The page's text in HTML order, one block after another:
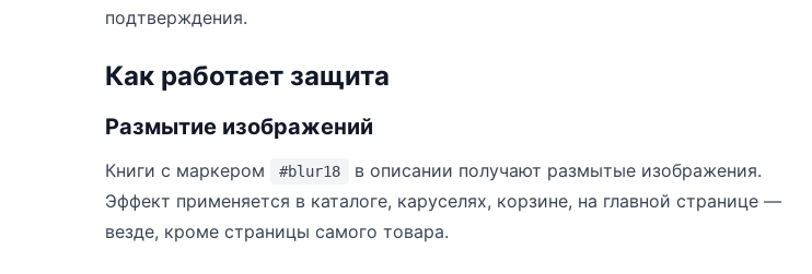
подтверждения.
Как работает защита
Размытие изображений
Книги с маркером #blur18
в описании получают размытые изображения.
Эффект применяется в каталоге, каруселях, корзине, на главной странице —
везде, кроме страницы самого товара.